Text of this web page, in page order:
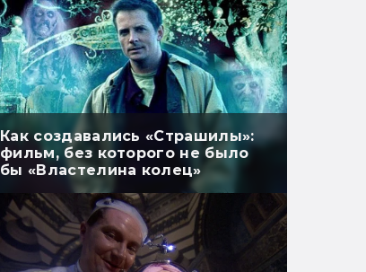
Как создавались «Страшилы»:
фильм, без которого не было
бы «Властелина колец»